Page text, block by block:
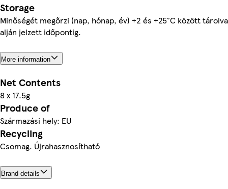
Storage
Minőségét megőrzi (nap, hónap, év) +2 és +25°C között
alján jelzett időpontig.
More information
Net Contents
8 x 17.5g
Produce of
Származási hely: EU
Recycling
Csomag. Újrahasznosítható
Brand details